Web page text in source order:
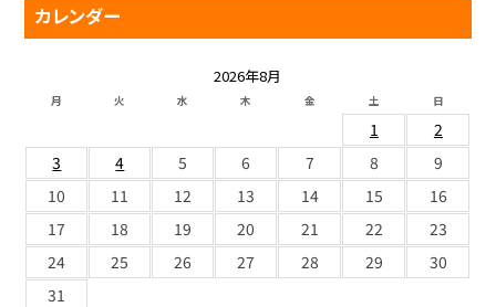
カレンダー
2026年8月
月 火 水 木 金 土 日
1
2
3
4 5 6 7 8
9
10
11 12 13 14 15
16
17
18 19 20 21 22
23
24
25 26 27 28 29
30
31